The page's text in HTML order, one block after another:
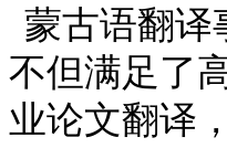
蒙古语翻译
不但满足了
业论文翻译